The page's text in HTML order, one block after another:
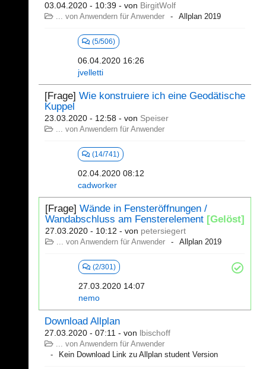
03.04.2020 - 10:39 - von BirgitWolf
... von Anwendern für Anwender Allplan 2019
(5/506)
06.04.2020 16:26
jvelletti
[Frage] Wie konstruiere ich eine Geodätische
Kuppel
23.03.2020 - 12:58 - von Speiser
... von Anwendern für Anwender
(14/741)
02.04.2020 08:12
cadworker
[Frage] Wände in Fensteröffnungen /
Wandabschluss am Fensterelement [Gelöst]
27.03.2020 - 10:12 - von petersiegert
... von Anwendern für Anwender Allplan 2019
(2/301)
27.03.2020 14:07
nemo
Download Allplan
27.03.2020 - 07:11 - von lbischoff
... von Anwendern für Anwender
Kein Download Link zu Allplan student Version